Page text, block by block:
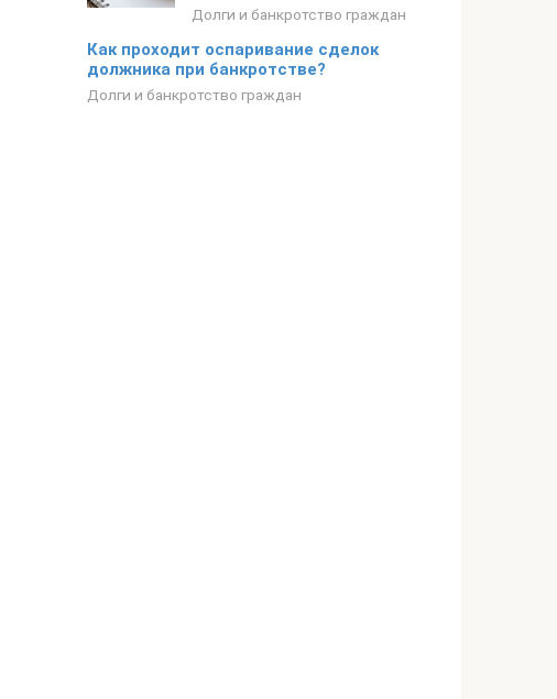
Долги и банкротство граждан
Как проходит оспаривание сделок
должника при банкротстве?
Долги и банкротство граждан